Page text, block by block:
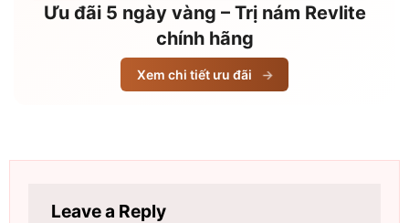
Ưu đãi 5 ngày vàng – Trị nám Revlite
chính hãng
Xem chi tiết ưu đãi →
Leave a Reply